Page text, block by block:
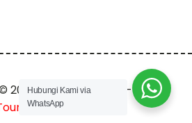
2023 tripjepang.co.id -
ke Jepang 2024
Hubungi Kami via
WhatsApp